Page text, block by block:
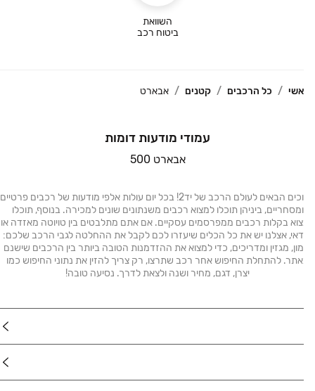
השוואת
ביטוח רכב
כל הרכבים קטנים אבארט
עמודי מודעות דומות
‫‫אבארט 500‬‬
ברוכים הבאים לעולם הרכב של יד2! בכל יום עולות אלפי מודעות של רכבים פרטיים
ומסחריים, ביניהן תוכלו למצוא רכבים משנתונים שונים למכירה. בנוסף, תוכלו
בקלות רכבים ממפרסמים עסקיים. אם אתם מתלבטים בין טויוטה מאזדה או
אצלנו יש את כל הכלים שיעזרו לכם לקבל את ההחלטה לגבי הרכב שלכם:
מגזין ומדריכים, כדי למצוא את ההזדמנות הטובה ביותר בין הרכבים שישנם
להתחלת החיפוש אחר רכב שתרצו, רק צריך להזין את נתוני החיפוש כמו
יצרן, דגם, מחיר ושנה ולצאת לדרך. נסיעה טובה!